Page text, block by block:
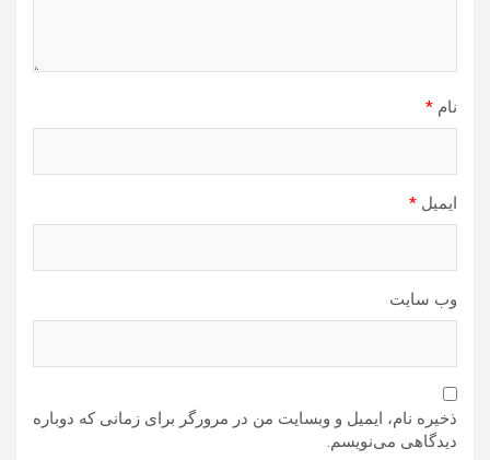
نام *
ایمیل *
وب‌ سایت
ذخیره نام، ایمیل و وبسایت من در مرورگر برای زمانی که دوباره
دیدگاهی می‌نویسم.